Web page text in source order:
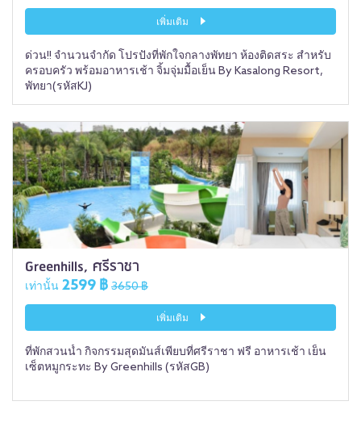
เพิ่มเติม
ด่วน!! จำนวนจำกัด โปรปังที่พักใจกลางพัทยา ห้องติดสระ สำหรับ
ครอบครัว พร้อมอาหารเช้า จิ้มจุ่มมื้อเย็น By Kasalong Resort,
พัทยา(รหัสKJ)
Greenhills, ศรีราชา
เท่านั้น 2599 ฿ 3650 ฿
เพิ่มเติม
ที่พักสวนน้ำ กิจกรรมสุดมันส์เพียบที่ศรีราชา ฟรี อาหารเช้า เย็น
เซ็ตหมูกระทะ By Greenhills (รหัสGB)